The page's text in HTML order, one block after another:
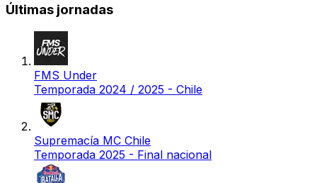
Últimas jornadas
FMS Under
Temporada 2024 / 2025 - Chile
Supremacía MC Chile
Temporada 2025 - Final nacional